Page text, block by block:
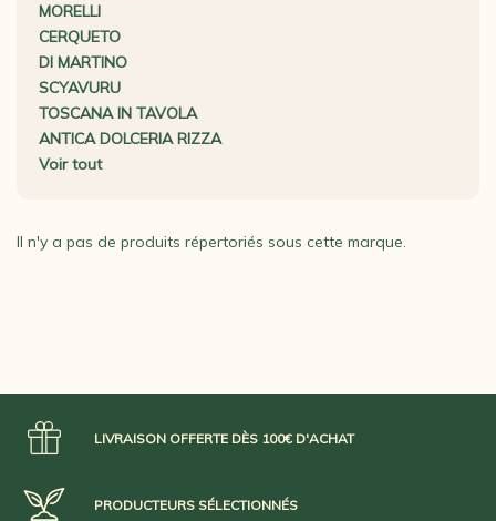
MORELLI
CERQUETO
DI MARTINO
SCYAVURU
TOSCANA IN TAVOLA
ANTICA DOLCERIA RIZZA
Voir tout
Il n'y a pas de produits répertoriés sous cette marque.
LIVRAISON OFFERTE DÈS 100€ D'ACHAT
PRODUCTEURS SÉLECTIONNÉS